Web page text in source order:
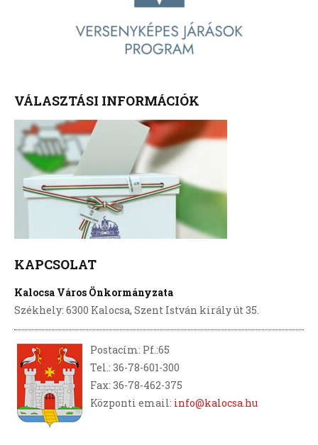
VÁLASZTÁSI INFORMÁCIÓK
KAPCSOLAT
Kalocsa Város Önkormányzata
Székhely: 6300 Kalocsa, Szent István király út 35.
Postacím: Pf.:65
Tel.: 36-78-601-300
Fax: 36-78-462-375
Központi email: info@kalocsa.hu